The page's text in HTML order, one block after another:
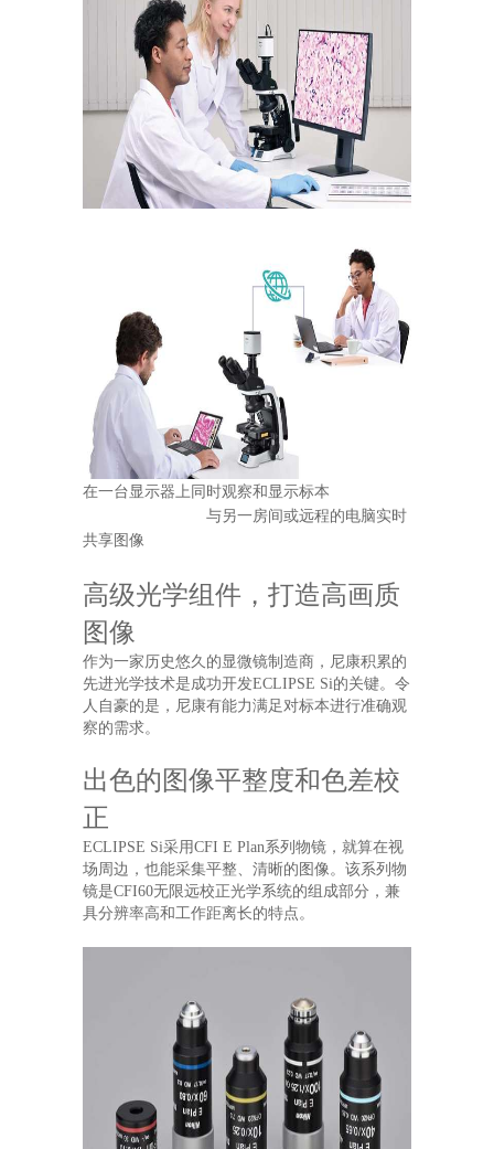
在一台显示器上同时观察和显示标本
与另一房间或远程的电脑实时
共享图像
高级光学组件，打造高画质
图像
作为一家历史悠久的显微镜制造商，尼康积累的
先进光学技术是成功开发ECLIPSE Si的关键。令
人自豪的是，尼康有能力满足对标本进行准确观
察的需求。
出色的图像平整度和色差校
正
ECLIPSE Si采用CFI E Plan系列物镜，就算在视
场周边，也能采集平整、清晰的图像。该系列物
镜是CFI60无限远校正光学系统的组成部分，兼
具分辨率高和工作距离长的特点。